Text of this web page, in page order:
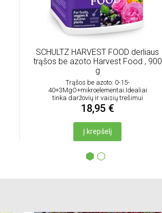
SCHULTZ HARVEST FOOD derliaus
trąšos be azoto Harvest Food , 900
g
Trąšos be azoto: 0-15-
40+3MgO+mikroelementai.Idealiai
tinka daržovių ir vaisių trešimui
18,95 €
Į krepšelį